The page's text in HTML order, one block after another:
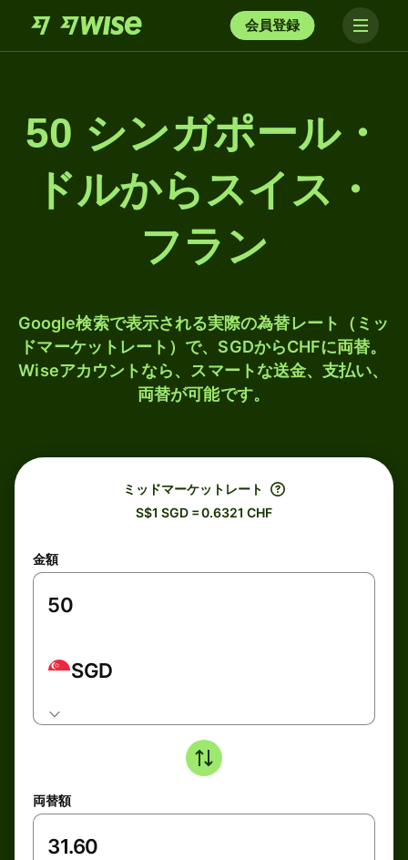
会員登録
50 シンガポール・
ドルからスイス・
フラン
Google検索で表示される実際の為替レート（ミッ
ドマーケットレート）で、SGDからCHFに両替。
Wiseアカウントなら、スマートな送金、支払い、
両替が可能です。
ミッドマーケットレート
S$1 SGD = 0.6321 CHF
金額
SGD
両替額